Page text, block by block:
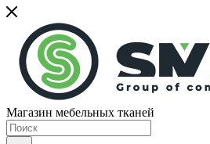
Магазин мебельных тканей